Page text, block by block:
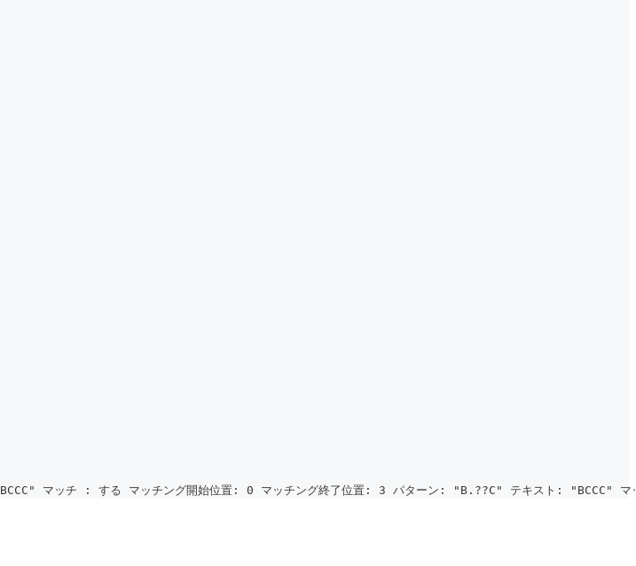
マッチ : する マッチング開始位置: 0 マッチング終了位置: 3 パターン: "B.??C" テキスト: "BCCC"